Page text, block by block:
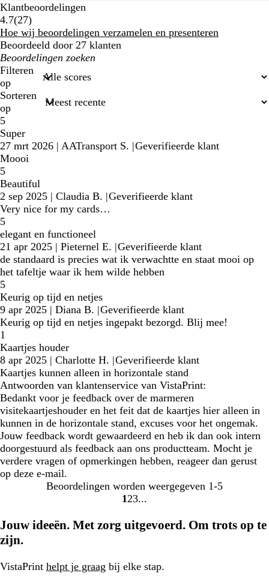
Klantbeoordelingen
4.7(2727
klantbeoordelingen
)
Hoe wij beoordelingen verzamelen en presenteren
Beoordeeld door 27 klanten
Mijn
zoekopdrachten
Filteren
op
Sorteren
op
5
Super
27 mrt 2026 | AATransport S. |Geverifieerde klant
Moooi
5
Beautiful
2 sep 2025 | Claudia B. |Geverifieerde klant
Very nice for my cards…
5
elegant en functioneel
21 apr 2025 | Pieternel E. |Geverifieerde klant
de standaard is precies wat ik verwachtte en staat mooi op
het tafeltje waar ik hem wilde hebben
5
Keurig op tijd en netjes
9 apr 2025 | Diana B. |Geverifieerde klant
Keurig op tijd en netjes ingepakt bezorgd. Blij mee!
1
Kaartjes houder
8 apr 2025 | Charlotte H. |Geverifieerde klant
Kaartjes kunnen alleen in horizontale stand
Antwoorden van klantenservice van VistaPrint:
Bedankt voor je feedback over de marmeren
visitekaartjeshouder en het feit dat de kaartjes hier alleen in
kunnen in de horizontale stand, excuses voor het ongemak.
Jouw feedback wordt gewaardeerd en heb ik dan ook intern
doorgestuurd als feedback aan ons productteam. Mocht je
verdere vragen of opmerkingen hebben, reageer dan gerust
op deze e-mail.
Beoordelingen worden weergegeven 1-5
Naar
1 Naar
2 Naar
3
Jouw ideeën. Met zorg uitgevoerd. Om trots op te
zijn.
VistaPrint helpt je graag bij elke stap.